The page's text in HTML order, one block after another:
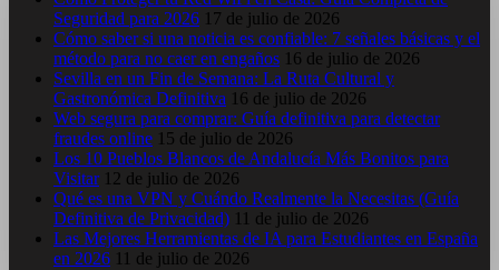
Seguridad para 2026 17 de julio de 2026
Cómo saber si una noticia es confiable: 7 señales básicas y el
método para no caer en engaños 16 de julio de 2026
Sevilla en un Fin de Semana: La Ruta Cultural y
Gastronómica Definitiva 16 de julio de 2026
Web segura para comprar: Guía definitiva para detectar
fraudes online 15 de julio de 2026
Los 10 Pueblos Blancos de Andalucía Más Bonitos para
Visitar 12 de julio de 2026
Qué es una VPN y Cuándo Realmente la Necesitas (Guía
Definitiva de Privacidad) 11 de julio de 2026
Las Mejores Herramientas de IA para Estudiantes en España
en 2026 11 de julio de 2026